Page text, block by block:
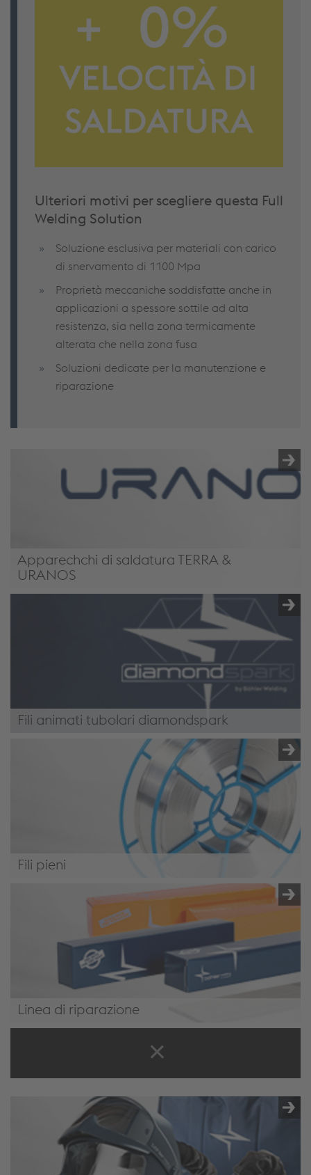
Ulteriori motivi per scegliere questa Full
Welding Solution
Soluzione esclusiva per materiali con carico
di snervamento di 1100 Mpa
Proprietà meccaniche soddisfatte anche in
applicazioni a spessore sottile ad alta
resistenza, sia nella zona termicamente
alterata che nella zona fusa
Soluzioni dedicate per la manutenzione e
riparazione
Apparechchi di saldatura TERRA &
URANOS
sollevamento/#TerraUranosWeldingEquipment
Fili animati tubolari diamondspark
/it-it/soluzioni/full-welding-solutions/gru-e-
sollevamento/#diamondsparkMetalCoredWires
Fili pieni
/it-it/soluzioni/full-welding-solutions/gru-e-
sollevamento/#SolidWires
Linea di riparazione
sollevamento/#RepairingConsumables